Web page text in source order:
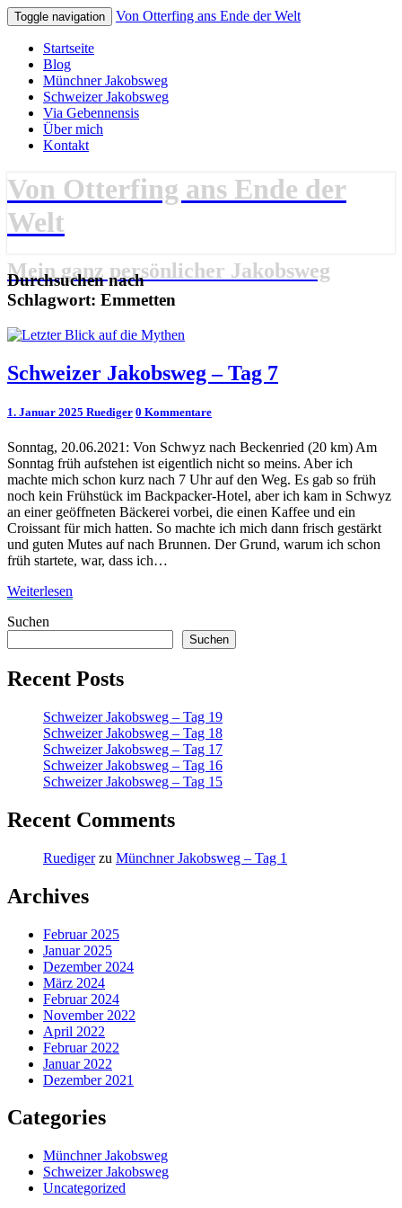
Toggle navigation Von Otterfing ans Ende der Welt
Startseite
Blog
Münchner Jakobsweg
Schweizer Jakobsweg
Via Gebennensis
Über mich
Kontakt
Von Otterfing ans Ende der
Welt
Mein ganz persönlicher Jakobsweg
Durchsuchen nach
Schlagwort: Emmetten
Schweizer
Jakobsweg
Tag
Schweizer Jakobsweg – Tag 7
1. Januar 2025 Ruediger Kommentare
0 Kommentare
Sonntag, 20.06.2021: Von Schwyz nach Beckenried (20 km) Am
Sonntag früh aufstehen ist eigentlich nicht so meins. Aber ich
machte mich schon kurz nach 7 Uhr auf den Weg. Es gab so früh
noch kein Frühstück im Backpacker-Hotel, aber ich kam in Schwyz
an einer geöffneten Bäckerei vorbei, die einen Kaffee und ein
Croissant für mich hatten. So machte ich mich dann frisch gestärkt
und guten Mutes auf nach Brunnen. Der Grund, warum ich schon
früh startete, war, dass ich…
Weiterlesen
Suchen
Suchen
Recent Posts
Schweizer Jakobsweg – Tag 19
Schweizer Jakobsweg – Tag 18
Schweizer Jakobsweg – Tag 17
Schweizer Jakobsweg – Tag 16
Schweizer Jakobsweg – Tag 15
Recent Comments
Ruedigerzu Münchner Jakobsweg – Tag 1
Archives
Februar 2025
Januar 2025
Dezember 2024
März 2024
Februar 2024
November 2022
April 2022
Februar 2022
Januar 2022
Dezember 2021
Categories
Münchner Jakobsweg
Schweizer Jakobsweg
Uncategorized